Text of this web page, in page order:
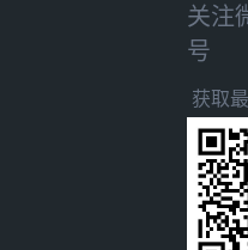
关注
号
获取